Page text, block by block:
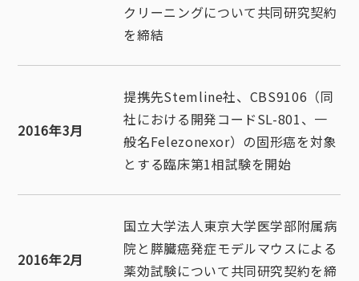
クリーニングについて共同研究契約
を締結
2016年3月
提携先Stemline社、CBS9106（同
社における開発コードSL-801、一
般名Felezonexor）の固形癌を対象
とする臨床第1相試験を開始
2016年2月
国立大学法人東京大学医学部附属病
院と膵臓癌発症モデルマウスによる
薬効試験について共同研究契約を締